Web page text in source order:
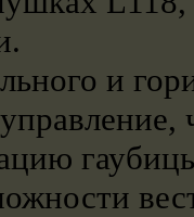
и